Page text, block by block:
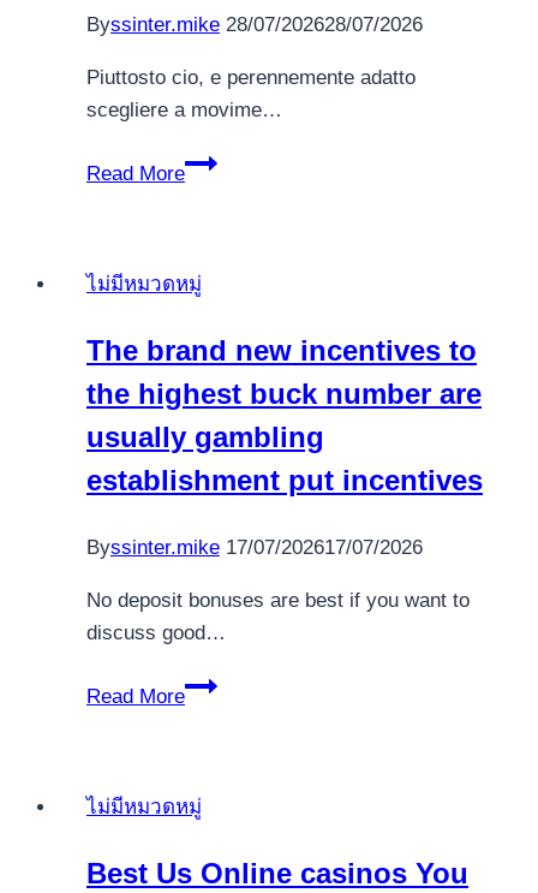
Byssinter.mike 28/07/202628/07/2026
Piuttosto cio, e perennemente adatto
scegliere a movime…
Read More
Relazione
contare
aperto
di
imprenditore
ไม่มีหมวดหมู่
The brand new incentives to
the highest buck number are
usually gambling
establishment put incentives
Byssinter.mike 17/07/202617/07/2026
No deposit bonuses are best if you want to
discuss good…
Read More
The
to
highest
ไม่มีหมวดหมู่
Best Us Online casinos You